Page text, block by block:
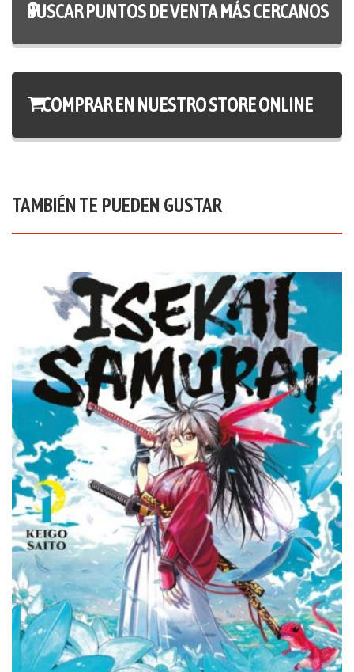
BUSCAR PUNTOS DE VENTA MÁS CERCANOS
COMPRAR EN NUESTRO STORE ONLINE
TAMBIÉN TE PUEDEN GUSTAR